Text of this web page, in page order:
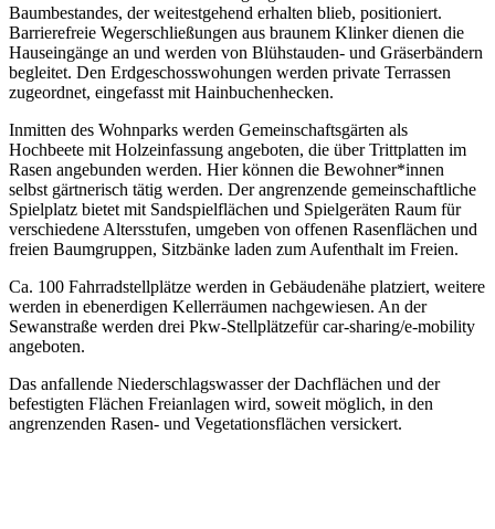
Baumbestandes, der weitestgehend erhalten blieb, positioniert.
Barrierefreie Wegerschließungen aus braunem Klinker dienen die
Hauseingänge an und werden von Blühstauden- und Gräserbändern
begleitet. Den Erdgeschosswohungen werden private Terrassen
zugeordnet, eingefasst mit Hainbuchenhecken.
Inmitten des Wohnparks werden Gemeinschaftsgärten als
Hochbeete mit Holzeinfassung angeboten, die über Trittplatten im
Rasen angebunden werden. Hier können die Bewohner*innen
selbst gärtnerisch tätig werden. Der angrenzende gemeinschaftliche
Spielplatz bietet mit Sandspielflächen und Spielgeräten Raum für
verschiedene Altersstufen, umgeben von offenen Rasenflächen und
freien Baumgruppen, Sitzbänke laden zum Aufenthalt im Freien.
Ca. 100 Fahrradstellplätze werden in Gebäudenähe platziert, weitere
werden in ebenerdigen Kellerräumen nachgewiesen. An der
Sewanstraße werden drei Pkw-Stellplätzefür car-sharing/e-mobility
angeboten.
Das anfallende Niederschlagswasser der Dachflächen und der
befestigten Flächen Freianlagen wird, soweit möglich, in den
angrenzenden Rasen- und Vegetationsflächen versickert.